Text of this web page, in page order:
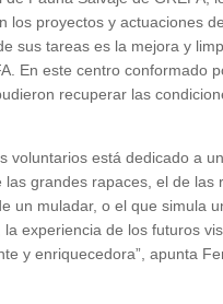
los proyectos y actuaciones
sus tareas es la mejora y
En este centro conformado
recuperar las
voluntarios está dedicado a
grandes rapaces, el de
un muladar, o el que simula
experiencia de los futuros
y enriquecedora”, apunta